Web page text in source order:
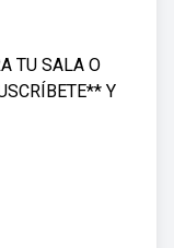
TU SALA O
Y